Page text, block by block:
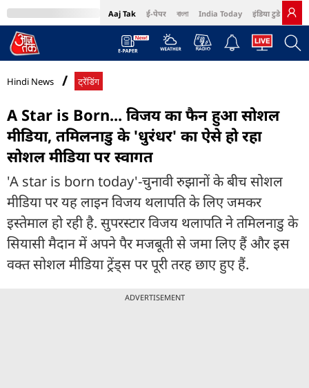
Aaj Tak ई-पेपर বাংলা India Today इंडिया टुडे हिंदी
MumbaiTak Cosmopolitan Harper's Bazaar Northeast
Hindi News ट्रेंडिंग
A Star is Born... विजय का फैन हुआ सोशल
मीडिया, तमिलनाडु के 'धुरंधर' का ऐसे हो रहा
सोशल मीडिया पर स्वागत
'A star is born today'-चुनावी रुझानों के बीच सोशल
मीडिया पर यह लाइन विजय थलापति के लिए जमकर
इस्तेमाल हो रही है. सुपरस्टार विजय थलापति ने तमिलनाडु के
सियासी मैदान में अपने पैर मजबूती से जमा लिए हैं और इस
वक्त सोशल मीडिया ट्रेंड्स पर पूरी तरह छाए हुए हैं.
ADVERTISEMENT